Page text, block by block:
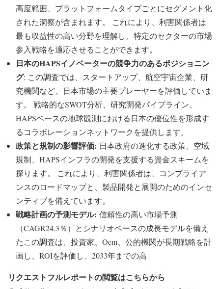
高度範囲、プラットフォームタイプごとにセグメント化
された洞察が含まれます。 これにより、利害関係者は
最も収益性の高い分野を理解し、特定のセクターの市場
参入戦略を適応させることができます。
日本のHAPSイノベーターの競争力のあるポジショニン
グ: この調査では、スタートアップ、航空宇宙企業、研
究機関など、日本市場の主要プレーヤーを評価していま
す。 戦略的なSWOT分析、研究開発パイプライン、
HAPSベースの地球観測における日本の優位性を形成す
るコラボレーションネットワークを提供します。
政策と規制の影響評価: 日本政府の進化する政策、空域
規制、HAPSインフラの開発を支援する資金スキームを
探ります。 これにより、利害関係者は、コンプライア
ンスのロードマップと、製品開発と展開のためのインセ
ンティブを備えています。
戦略計画の予測モデル: 信頼性の高い市場予測
（CAGR24.3％）とシナリオベースの成長モデルを備え
たこの調査は、投資家、Oem、公的機関が長期戦略を計
画し、ROIを評価し、2033年までの高
リクエストフルレポートの閲覧はこちらから